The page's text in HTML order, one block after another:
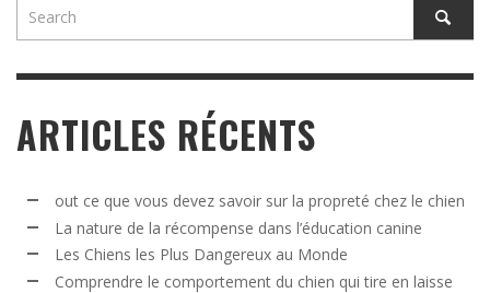
ARTICLES RÉCENTS
out ce que vous devez savoir sur la propreté chez le chien
La nature de la récompense dans l’éducation canine
Les Chiens les Plus Dangereux au Monde
Comprendre le comportement du chien qui tire en laisse